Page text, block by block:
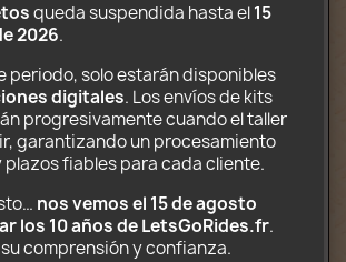
(4 góndolas de 4
libremente al final de un
inclinado 15 °)
decoraciones de papel
contiene las instrucciones
y transporte (.pdf) y
(.jpg)
queda suspendida hasta el 15
2026.
periodo, solo estarán disponibles
digitales. Los envíos de kits
progresivamente cuando el taller
garantizando un procesamiento
fiables para cada cliente.
nos vemos el 15 de agosto
los 10 años de LetsGoRides.fr.
comprensión y confianza.